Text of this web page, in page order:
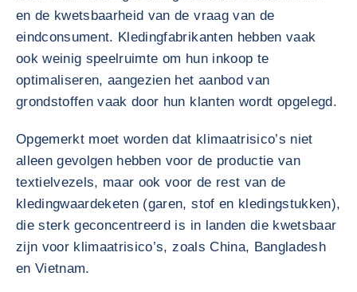
en de kwetsbaarheid van de vraag van de
eindconsument. Kledingfabrikanten hebben vaak
ook weinig speelruimte om hun inkoop te
optimaliseren, aangezien het aanbod van
grondstoffen vaak door hun klanten wordt opgelegd.
Opgemerkt moet worden dat klimaatrisico’s niet
alleen gevolgen hebben voor de productie van
textielvezels, maar ook voor de rest van de
kledingwaardeketen (garen, stof en kledingstukken),
die sterk geconcentreerd is in landen die kwetsbaar
zijn voor klimaatrisico’s, zoals China, Bangladesh
en Vietnam.